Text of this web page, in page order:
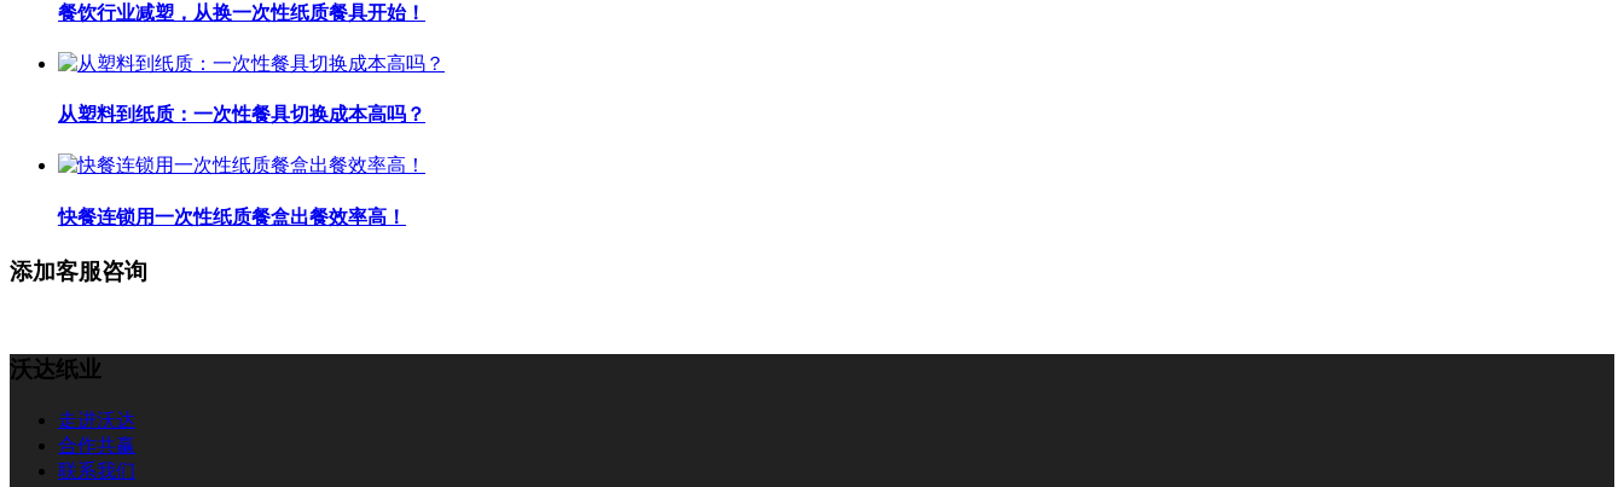
餐饮行业减塑，从换一次性纸质餐具开始！
从塑料到纸质：一次性餐具切换成本高吗？
快餐连锁用一次性纸质餐盒出餐效率高！
添加客服咨询
沃达纸业
走进沃达
合作共赢
联系我们